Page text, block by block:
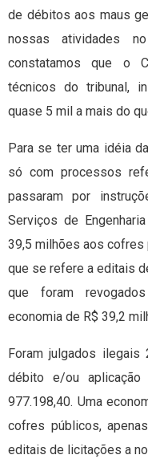
de débitos aos maus
nossas atividades
constatamos que o
técnicos do tribunal,
quase 5 mil a mais do
Para se ter uma idéia
só com processos
passaram por
Serviços de
39,5 milhões aos cofres
que se refere a editais
que foram
economia de R$ 39,2
Foram julgados
débito e/ou
977.198,40. Uma
cofres públicos,
editais de licitações a